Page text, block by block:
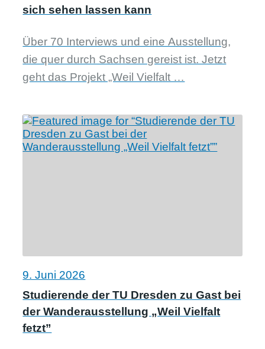
sich sehen lassen kann
Über 70 Interviews und eine Ausstellung,
die quer durch Sachsen gereist ist. Jetzt
geht das Projekt „Weil Vielfalt …
9. Juni 2026
Studierende der TU Dresden zu Gast bei
der Wanderausstellung „Weil Vielfalt
fetzt”